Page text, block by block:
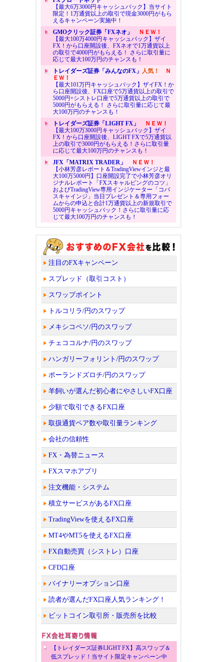
【最大6万3000円キャッシュバック】当サイト
限定！1万通貨以上の取引で現金3000円がもら
えるキャンペーン実施中！
GMOクリック証券「FXネオ」
ＮＥＷ！
【最大100万4000円キャッシュバック】ザイ
FX！から口座開設後、FXネオで1万通貨以上
の取引で4000円がもらえる！ さらに取引量に
応じて最大100万円のチャンスも！
トレイダーズ証券「みんなのFX」 人気！
Ｎ
ＥＷ！
【最大101万円キャッシュバック】ザイFX！か
ら口座開設後、FX口座で5万通貨以上の取引で
5000円+シストレ口座で5万通貨以上の取引で
5000円がもらえる！ さらに取引量に応じて最
大100万円のチャンスも！
トレイダーズ証券「LIGHT FX」
ＮＥＷ！
【最大100万3000円キャッシュバック】ザイ
FX！から口座開設後、LIGHT FXで5万通貨以
上の取引で3000円がもらえる！さらに取引量
に応じて最大100万円のチャンスも！
JFX「MATRIX TRADER」
ＮＥＷ！
【小林芳彦レポート＆TradingViewインジと最
大100万5000円】口座開設完了で小林芳彦オリ
ジナルレポート「FXスキャルピングのコツ」
およびTradingView専用インジケーター「コバ
スキャインジ」当日プレゼント＆専用フォー
ムからの申込と合計1万通貨以上の新規取引で
5000円キャッシュバック！さらに取引量に応
じて最大100万円のチャンスも！
注目のFXキャンペーン
スプレッド（取引コスト）
スワップポイント
トルコリラ/円のスワップ
メキシコペソ/円のスワップ
チェココルナ/円のスワップ
ハンガリーフォリント/円のスワップ
ポーランドズロチ/円のスワップ
羊飼いが選んだ初心者にやさしいFX口座
少額で取引できるFX口座
取扱通貨ペア数や取引量ランキング
会社の信頼性
FX・為替ニュース
FXスマホアプリ
注文機能・システム
積立サービスがあるFX口座
TradingViewを使えるFX口座
MT4やMT5を使えるFX口座
FX自動売買（シストレ）口座
CFD口座
バイナリーオプション口座
読者が選んだFX口座人気ランキング！
ビットコイン取引所・販売所を比較
【トレイダーズ証券LIGHT FX】高スワップ＆
低スプレッド！当サイト限定キャンペーン中